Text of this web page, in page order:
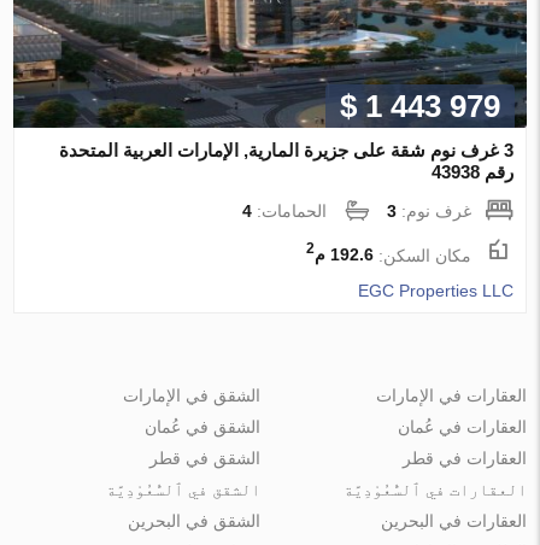
$ 1 443 979
3 غرف نوم شقة على جزيرة المارية, الإمارات العربية المتحدة
رقم 43938
غرف نوم:3 الحمامات:4
مكان السكن:192.6 م 2
EGC Properties LLC
العقارات في الإمارات
العقارات في عُمان
العقارات في قطر
العقارات في ٱلسُّعُوْدِيَّة
العقارات في البحرين
الشقق في الإمارات
الشقق في عُمان
الشقق في قطر
الشقق في ٱلسُّعُوْدِيَّة
الشقق في البحرين